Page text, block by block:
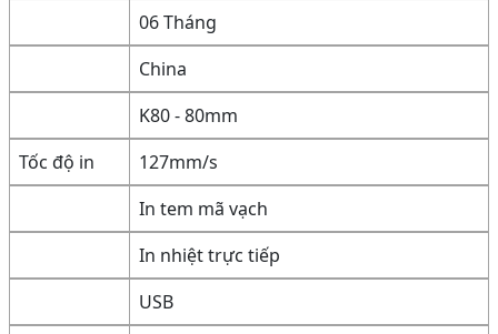
06 Tháng
China
K80 - 80mm
Tốc độ in
127mm/s
In tem mã vạch
In nhiệt trực tiếp
USB